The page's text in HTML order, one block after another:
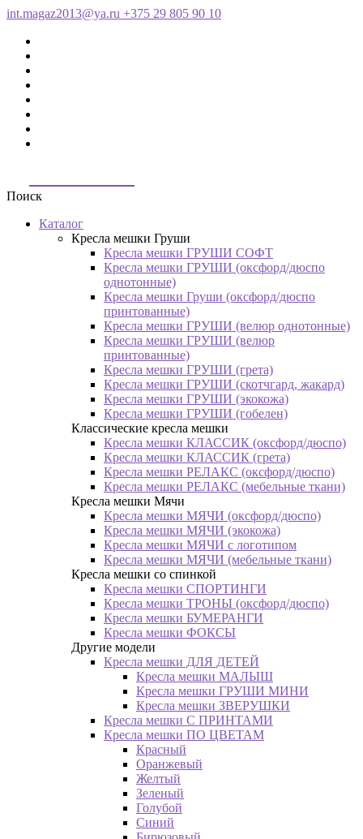
int.magaz2013@ya.ru +375 29 805 90 10
Поиск
Каталог
Кресла мешки Груши
Кресла мешки ГРУШИ СОФТ
Кресла мешки ГРУШИ (оксфорд/дюспо
однотонные)
Кресла мешки Груши (оксфорд/дюспо
принтованные)
Кресла мешки ГРУШИ (велюр однотонные)
Кресла мешки ГРУШИ (велюр
принтованные)
Кресла мешки ГРУШИ (грета)
Кресла мешки ГРУШИ (скотчгард, жакард)
Кресла мешки ГРУШИ (экокожа)
Кресла мешки ГРУШИ (гобелен)
Классические кресла мешки
Кресла мешки КЛАССИК (оксфорд/дюспо)
Кресла мешки КЛАССИК (грета)
Креслa мешки РЕЛАКС (оксфорд/дюспо)
Креслa мешки РЕЛАКС (мебельные ткани)
Кресла мешки Мячи
Кресла мешки МЯЧИ (оксфорд/дюспо)
Кресла мешки МЯЧИ (экокожа)
Кресла мешки МЯЧИ с логотипом
Кресла мешки МЯЧИ (мебельные ткани)
Кресла мешки со спинкой
Кресла мешки СПОРТИНГИ
Кресла мешки ТРОНЫ (оксфорд/дюспо)
Кресла мешки БУМЕРАНГИ
Кресла мешки ФОКСЫ
Другие модели
Кресла мешки ДЛЯ ДЕТЕЙ
Кресла мешки МАЛЫШ
Кресла мешки ГРУШИ МИНИ
Кресла мешки ЗВЕРУШКИ
Кресла мешки С ПРИНТАМИ
Кресла мешки ПО ЦВЕТАМ
Красный
Оранжевый
Желтый
Зеленый
Голубой
Синий